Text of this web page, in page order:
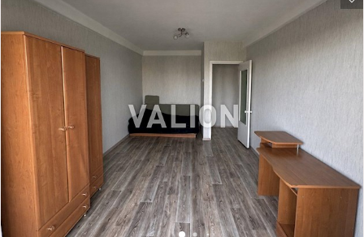
холодильник, духова шафа, варильна поверхня, витяжка,
пральна машина та телевізор, підключений інтернет. ● Зона
відпочинку з просторим двоспальним ліжком ● Відкрита лоджія
з видом на внутрішній двір ● Ванна кімната з душевою кабіною
● У передпокої містка шафа для речей Просторі паркінги та
зручні гостьові стоянки. Укриття та генератори для комфортного
проживання. Під'їзди обладнані спеціальними зонами для
зберігання колясок. Розвинена інфраструктура закритого ЖК
«місто в місті» включає: спортивні майданчики та фітнес-центр;
зелені парки та зони для прогулянок; дитячі ігрові простори;
освітні установи й дитячі садочки; аптеки та лабораторії;
супермаркети, а також широкий спектр сервісів, таких як салони
краси, кафе, ресторани, хімчистки та багато іншого. Запрошую
на перегляд - цей простір варто побачити та особисто відчути усі
переваги! Цена 90 000 у.о. Марина, тел.: 063 392 35 35